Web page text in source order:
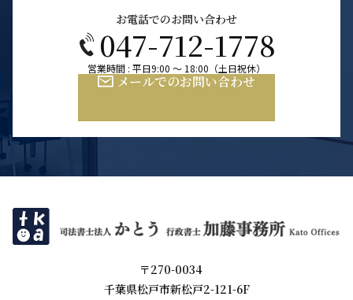
お電話でのお問い合わせ
047-712-1778
営業時間 : 平日9:00 ～ 18:00（土日祝休）
メールでのお問い合わせ
〒270-0034
千葉県松戸市新松戸2-121-6F